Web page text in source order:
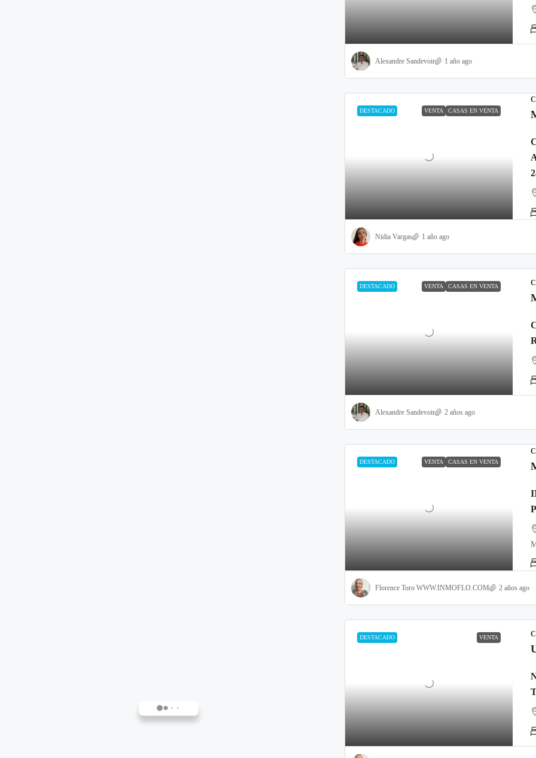
Alexandre Sandevoir 1 año ago
DESTACADO VENTA CASAS EN VENTA
Nidia Vargas 1 año ago
DESTACADO VENTA CASAS EN VENTA
Alexandre Sandevoir 2 años ago
DESTACADO VENTA CASAS EN VENTA
Florence Toro WWW.INMOFLO.COM 2 años ago
DESTACADO VENTA